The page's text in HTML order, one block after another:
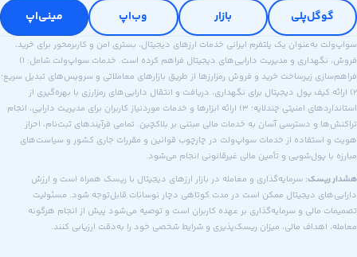
وب‌اپ مینی‌اپ
به‌عنوان یک پلتفرم ایرانی خدمات ارزهای دیجیتال، بستری امن و کاربرمحور برای خرید،
فروش، نگهداری و مدیریت دارایی‌های دیجیتال فراهم کرده است. خدمات سواپ‌ولت شامل: ۱)
زیرساخت خرید و فروش رمزارزها از طریق بازارهای معاملاتی و سرویس‌های تبدیل سریع؛
کیف پول دیجیتال برای نگهداری، دریافت و انتقال دارایی‌های رمزارزی با بهره‌گیری از
استانداردهای امنیتی چندلایه؛ ۳) ارائه ابزارها و خدمات موردنیاز کاربران برای مدیریت دارایی، انجام
و دسترسی آسان به خدمات مالی مبتنی بر بلاکچین. تمامی فرآیندهای ثبت‌نام، احراز
از خدمات سواپ‌ولت در چارچوب قوانین و مقررات جاری کشور و سیاست‌های
پول‌شویی و تأمین مالی غیرقانونی انجام می‌شود.
سرمایه‌گذاری و معامله در بازار ارزهای دیجیتال با ریسک همراه است و ارزش
دیجیتال ممکن است در مدت کوتاهی دچار نوسانات قابل‌توجه شود. مسئولیت
مالی و سرمایه‌گذاری بر عهده کاربران است و توصیه می‌شود پیش از انجام هرگونه
اهداف مالی، میزان ریسک‌پذیری و شرایط شخصی خود را به‌دقت ارزیابی کنند.